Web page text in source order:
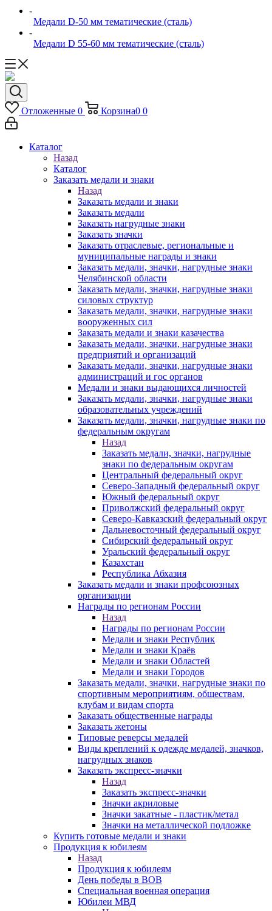
-
Медали D-50 мм тематические (сталь)
-
Медали D 55-60 мм тематические (сталь)
Отложенные 0 Корзина0 0
Каталог
Назад
Каталог
Заказать медали и знаки
Назад
Заказать медали и знаки
Заказать медали
Заказать нагрудные знаки
Заказать значки
Заказать отраслевые, региональные и
муниципальные награды и знаки
Заказать медали, значки, нагрудные знаки
Челябинской области
Заказать медали, значки, нагрудные знаки
силовых структур
Заказать медали, значки, нагрудные знаки
вооруженных сил
Заказать медали и знаки казачества
Заказать медали, значки, нагрудные знаки
предприятий и организаций
Заказать медали, значки, нагрудные знаки
администраций и гос органов
Медали и знаки выдающихся личностей
Заказать медали, значки, нагрудные знаки
образовательных учреждений
Заказать медали, значки, нагрудные знаки по
федеральным округам
Назад
Заказать медали, значки, нагрудные
знаки по федеральным округам
Центральный федеральный округ
Северо-Западный федеральный округ
Южный федеральный округ
Приволжский федеральный округ
Северо-Кавказский федеральный округ
Дальневосточный федеральный округ
Сибирский федеральный округ
Уральский федеральный округ
Казахстан
Республика Абхазия
Заказать медали и знаки профсоюзных
организации
Награды по регионам России
Назад
Награды по регионам России
Медали и знаки Республик
Медали и знаки Краёв
Медали и знаки Областей
Медали и знаки Городов
Заказать медали, значки, нагрудные знаки по
спортивным мероприятиям, обществам,
клубам и видам спорта
Заказать общественные награды
Заказать жетоны
Типовые реверсы медалей
Виды креплений к одежде медалей, значков,
нагрудных знаков
Заказать экспресс-значки
Назад
Заказать экспресс-значки
Значки акриловые
Значки закатные - пластик/метал
Значки на металлической подложке
Купить готовые медали и знаки
Продукция к юбилеям
Назад
Продукция к юбилеям
День победы в ВОВ
Специальная военная операция
Юбилеи МВД